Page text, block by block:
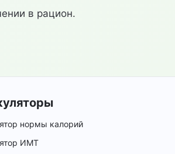
в рацион.
нормы калорий
ИМТ